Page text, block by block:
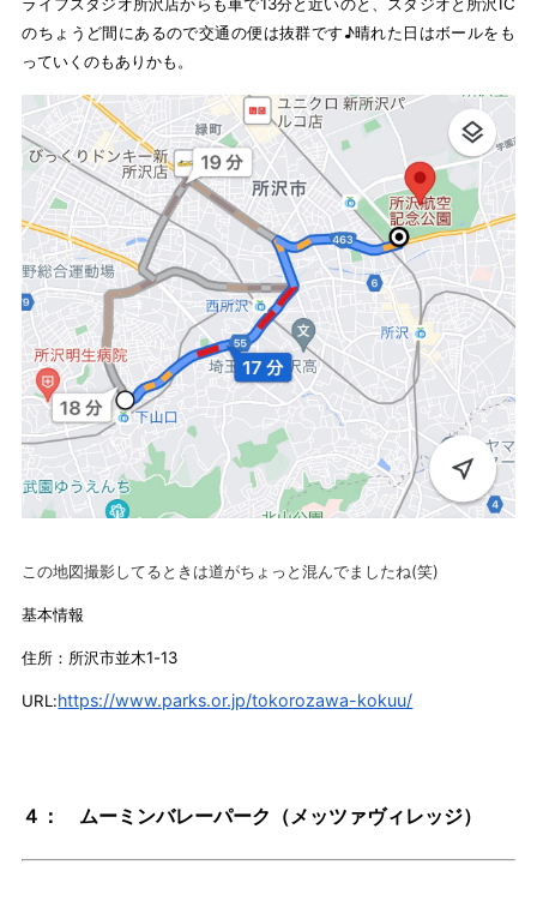
ライフスタジオ所沢店からも車で13分と近いのと、スタジオと所沢IC
のちょうど間にあるので交通の便は抜群です♪晴れた日はボールをも
っていくのもありかも。
この地図撮影してるときは道がちょっと混んでましたね(笑)
基本情報
住所：所沢市並木1-13
URL:https://www.parks.or.jp/tokorozawa-kokuu/
４： ムーミンバレーパーク（メッツァヴィレッジ）